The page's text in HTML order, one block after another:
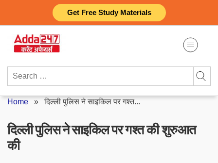
Get Free Study Materials
content
Search
Home »दिल्ली पुलिस ने साइकिल पर गश्त...
दिल्ली पुलिस ने साइकिल पर गश्त की शुरुआत
की